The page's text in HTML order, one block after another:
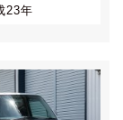
23年